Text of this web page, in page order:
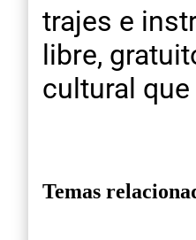
trajes e
libre,
cultural
Temas